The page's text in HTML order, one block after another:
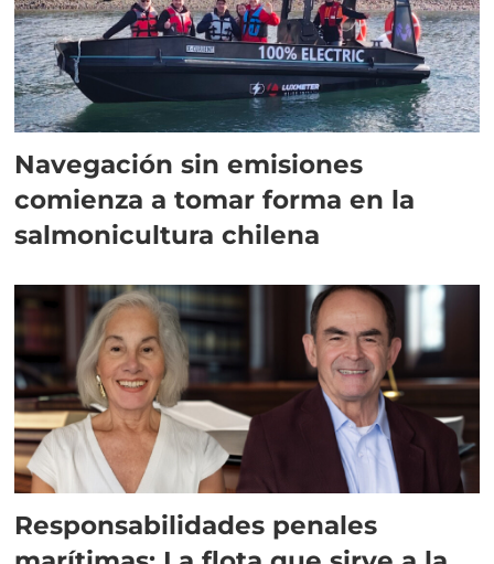
Navegación sin emisiones
comienza a tomar forma en la
salmonicultura chilena
Responsabilidades penales